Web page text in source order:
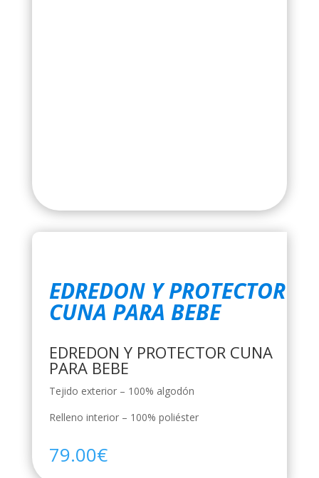
EDREDON Y PROTECTOR
CUNA PARA BEBE
EDREDON Y PROTECTOR CUNA
PARA BEBE
Tejido exterior – 100% algodón
Relleno interior – 100% poliéster
79.00€